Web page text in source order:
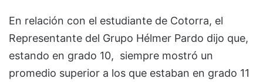
En relación con el estudiante de Cotorra, el
Representante del Grupo Hélmer Pardo dijo que,
estando en grado 10, siempre mostró un
promedio superior a los que estaban en grado 11